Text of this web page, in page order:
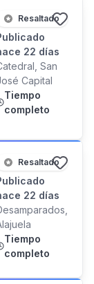
Resaltado
22 días
San
Capital
Tiempo
completo
Resaltado
22 días
Tiempo
completo